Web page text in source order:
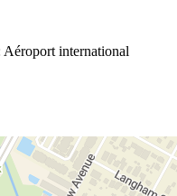
international